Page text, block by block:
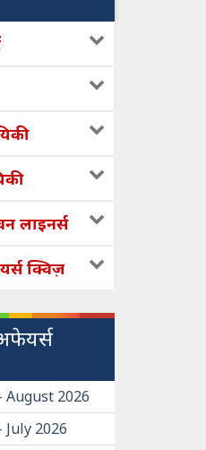
लाइनर्स
क्विज़
August 2026
July 2026